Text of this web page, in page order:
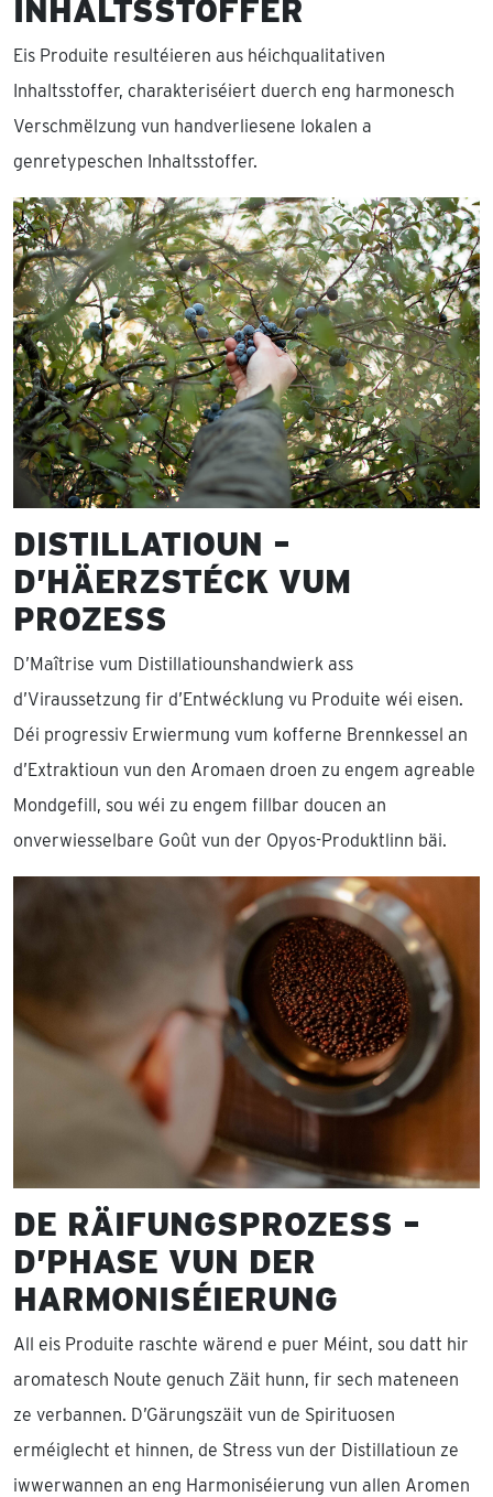
INHALTSSTOFFER
Eis Produite resultéieren aus héichqualitativen
Inhaltsstoffer, charakteriséiert duerch eng harmonesch
Verschmëlzung vun handverliesene lokalen a
genretypeschen Inhaltsstoffer.
DISTILLATIOUN –
D’HÄERZSTÉCK VUM
PROZESS
D’Maîtrise vum Distillatiounshandwierk ass
d’Viraussetzung fir d’Entwécklung vu Produite wéi eisen.
Déi progressiv Erwiermung vum kofferne Brennkessel an
d’Extraktioun vun den Aromaen droen zu engem agreable
Mondgefill, sou wéi zu engem fillbar doucen an
onverwiesselbare Goût vun der Opyos-Produktlinn bäi.
DE RÄIFUNGSPROZESS –
D’PHASE VUN DER
HARMONISÉIERUNG
All eis Produite raschte wärend e puer Méint, sou datt hir
aromatesch Noute genuch Zäit hunn, fir sech mateneen
ze verbannen. D’Gärungszäit vun de Spirituosen
erméiglecht et hinnen, de Stress vun der Distillatioun ze
iwwerwannen an eng Harmoniséierung vun allen Aromen